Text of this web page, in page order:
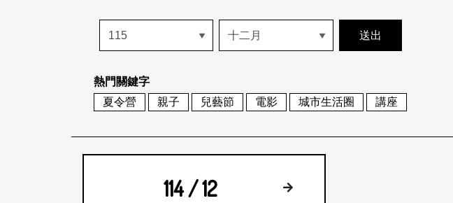
熱門關鍵字
夏令營
親子 兒藝節 電影 城市生活圈 講座
114 / 12 下個月